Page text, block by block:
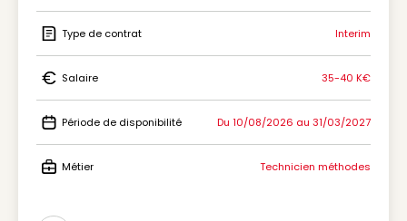
Icon Lieu de la mission
Icon Type de contrat
Type de contrat Interim
Icon Salaire
Salaire 35-40 K€
Icon Période de disponibilité
Période de disponibilité Du 10/08/2026 au 31/03/2027
Métier Technicien méthodes